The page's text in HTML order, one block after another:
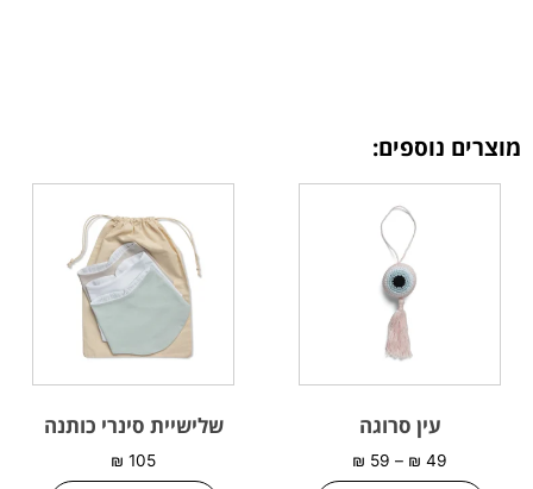
מוצרים נוספים:
עין סרוגה
₪ 49
–
₪ 59
שלישיית סינרי כותנה
₪ 105